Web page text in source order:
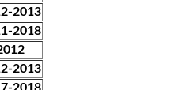
2013
2018
2013